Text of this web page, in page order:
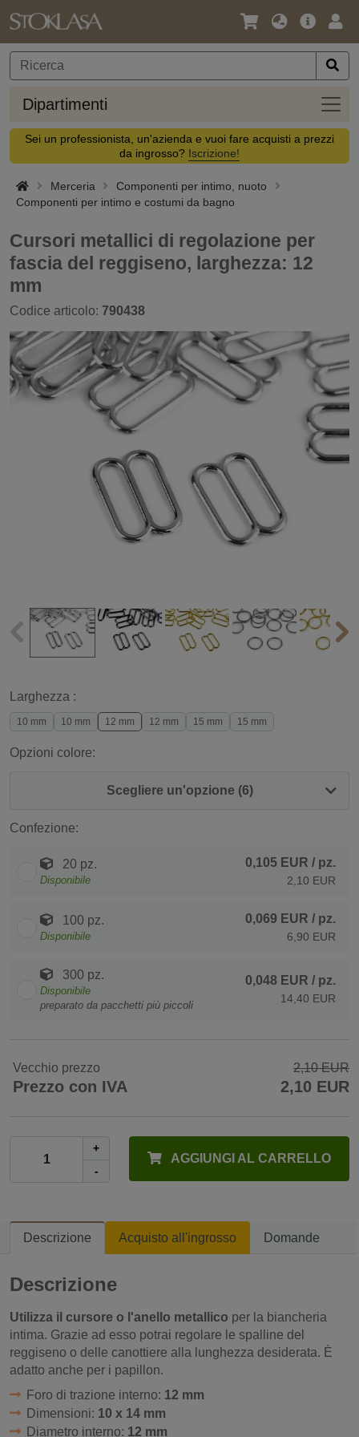
Lingua
Valuta
Offerta
Dipartimenti
Sei un professionista, un'azienda e vuoi fare acquisti a prezzi
da ingrosso? Iscrizione!
Merceria
Componenti per intimo, nuoto
Componenti per intimo e costumi da bagno
Cursori metallici di regolazione per
fascia del reggiseno, larghezza: 12
mm
Codice articolo: 790438
Larghezza :
10 mm 10 mm 12 mm 12 mm 15 mm 15 mm
Opzioni colore:
Scegliere un'opzione (6)
Confezione:
20 pz.
Disponibile
0,105 EUR / pz.
2,10 EUR
100 pz.
Disponibile
0,069 EUR / pz.
6,90 EUR
300 pz.
Disponibile
preparato da pacchetti più piccoli
0,048 EUR / pz.
14,40 EUR
Vecchio prezzo 2,10 EUR
Prezzo con IVA 2,10 EUR
+
-
AGGIUNGI AL CARRELLO
Descrizione Acquisto all'ingrosso Domande
Descrizione
Utilizza il cursore o l'anello metallico per la biancheria
intima. Grazie ad esso potrai regolare le spalline del
reggiseno o delle canottiere alla lunghezza desiderata. È
adatto anche per i papillon.
Foro di trazione interno: 12 mm
Dimensioni: 10 x 14 mm
Diametro interno: 12 mm